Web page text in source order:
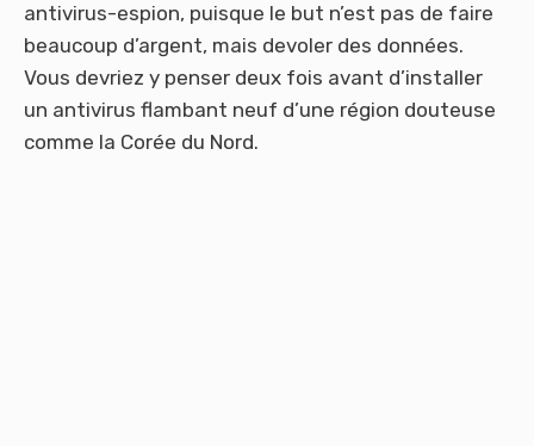
antivirus-espion, puisque le but n’est pas de faire
beaucoup d’argent, mais devoler des données.
Vous devriez y penser deux fois avant d’installer
un antivirus flambant neuf d’une région douteuse
comme la Corée du Nord.